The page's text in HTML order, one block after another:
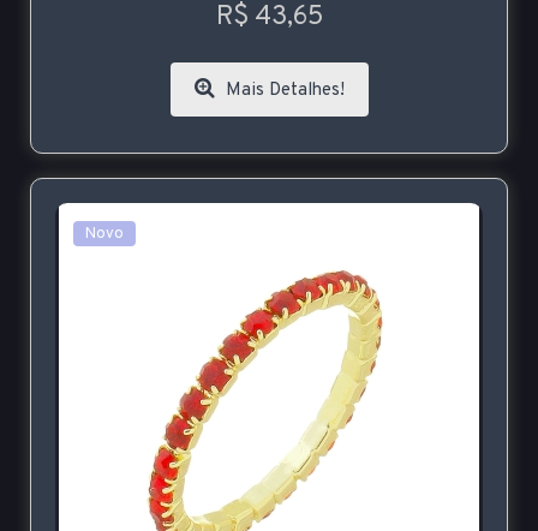
R$ 43,65
Mais Detalhes!
Novo